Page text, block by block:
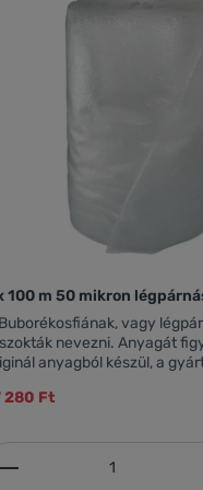
100 m 50 mikron
vagy
nevezni. Anyagát
anyagból készül, a
minőséget biztosítva
jól kezelhető
tárgyak, sérülékeny
280 Ft